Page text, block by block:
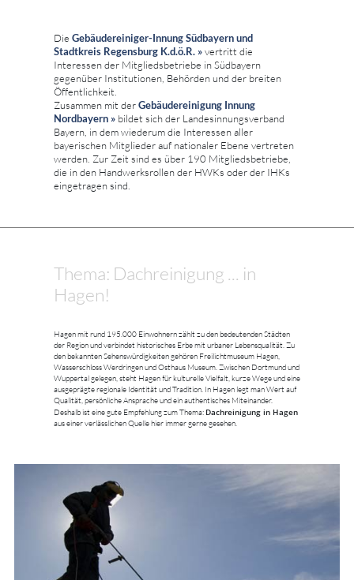
Die Gebäudereiniger-Innung Südbayern und
Stadtkreis Regensburg K.d.ö.R. »vertritt die
Interessen der Mitgliedsbetriebe in Südbayern
gegenüber Institutionen, Behörden und der breiten
Öffentlichkeit.
Zusammen mit derGebäudereinigung Innung
Nordbayern » bildet sich der Landesinnungsverband
Bayern, in dem wiederum die Interessen aller
bayerischen Mitglieder auf nationaler Ebene vertreten
werden. Zur Zeit sind es über 190 Mitgliedsbetriebe,
die in den Handwerksrollen der HWKs oder der IHKs
eingetragen sind.
Thema: Dachreinigung ... in
Hagen!
Hagen mit rund 195.000 Einwohnern zählt zu den bedeutenden Städten
der Region und verbindet historisches Erbe mit urbaner Lebensqualität. Zu
den bekannten Sehenswürdigkeiten gehören Freilichtmuseum Hagen,
Wasserschloss Werdringen und Osthaus Museum. Zwischen Dortmund und
Wuppertal gelegen, steht Hagen für kulturelle Vielfalt, kurze Wege und eine
ausgeprägte regionale Identität und Tradition. In Hagen legt man Wert auf
Qualität, persönliche Ansprache und ein authentisches Miteinander.
Deshalb ist eine gute Empfehlung zum Thema: Dachreinigung in Hagen
aus einer verlässlichen Quelle hier immer gerne gesehen.